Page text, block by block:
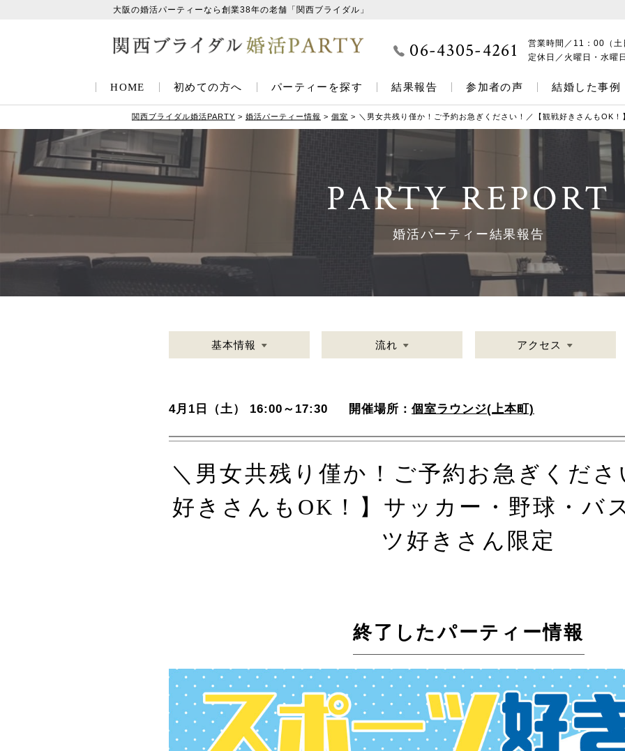
大阪の婚活パーティーなら創業38年の老舗「関西ブライダル」
06-4305-4261 営業時間／ 11：00（
定休日／ 火曜日・水曜日
HOME 初めての方へ パーティーを探す 結果報告 参加者の声 結婚した事例
関西ブライダル婚活PARTY > 婚活パーティー情報 > 個室 > ＼男女共残り僅か！ご予約お急ぎください！／【観戦好きさんもOK
PARTY REPORT
婚活パーティー結果報告
基本情報 流れ アクセス
4月1日（土） 16:00～17:30 開催場所： 個室ラウンジ(上本町)
＼男女共残り僅か！ご予約お急ぎくださ
好きさんもOK！】サッカー・野球・バ
ツ好きさん限定
終了したパーティー情報